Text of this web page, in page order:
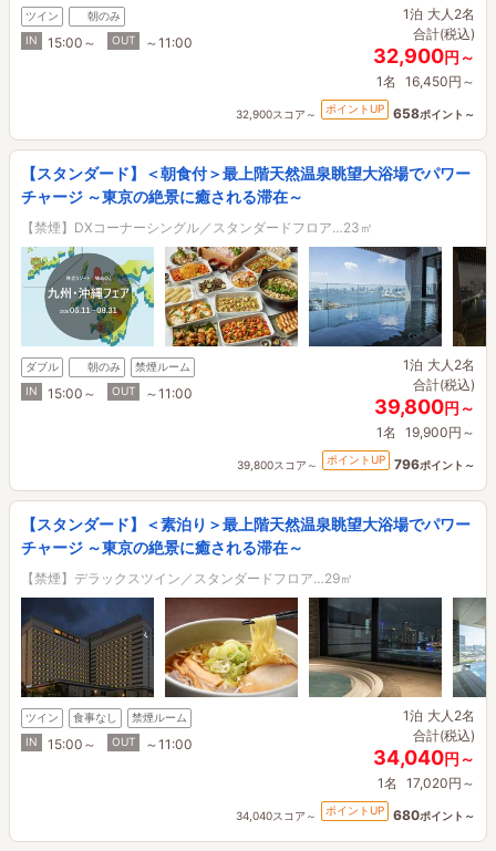
ツイン
朝のみ
IN
15:00～ OUT ～11:00
1泊 大人2名
合計(税込)
32,900円～
1名 16,450円～
32,900スコア～ ポイントUP 658ポイント～
【スタンダード】＜朝食付＞最上階天然温泉眺望大浴場でパワー
チャージ ～東京の絶景に癒される滞在～
【禁煙】DXコーナーシングル／スタンダードフロア…23㎡
ダブル 朝のみ
禁煙ルーム
IN
15:00～ OUT ～11:00
1泊 大人2名
合計(税込)
39,800円～
1名 19,900円～
39,800スコア～ ポイントUP 796ポイント～
【スタンダード】＜素泊り＞最上階天然温泉眺望大浴場でパワー
チャージ ～東京の絶景に癒される滞在～
【禁煙】デラックスツイン／スタンダードフロア…29㎡
ツイン 食事なし
禁煙ルーム
IN
15:00～ OUT ～11:00
1泊 大人2名
合計(税込)
34,040円～
1名 17,020円～
34,040スコア～ ポイントUP 680ポイント～